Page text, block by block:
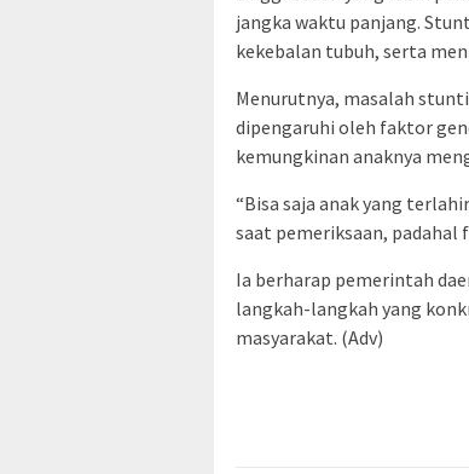
jangka waktu panjang.
kekebalan tubuh, serta
Menurutnya, masalah
dipengaruhi oleh faktor
kemungkinan anaknya
“Bisa saja anak yang
saat pemeriksaan, padahal
Ia berharap pemerintah
langkah-langkah yang
masyarakat. (Adv)